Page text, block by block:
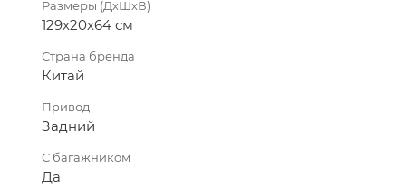
Размеры (ДхШхВ)
129х20х64 см
Страна бренда
Китай
Привод
Задний
С багажником
Да